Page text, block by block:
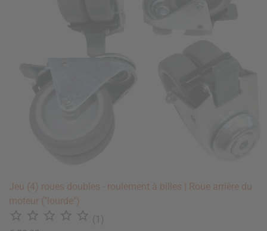
Jeu (4) roues doubles - roulement à billes | Roue arrière du
moteur ("lourde")
    
(1)